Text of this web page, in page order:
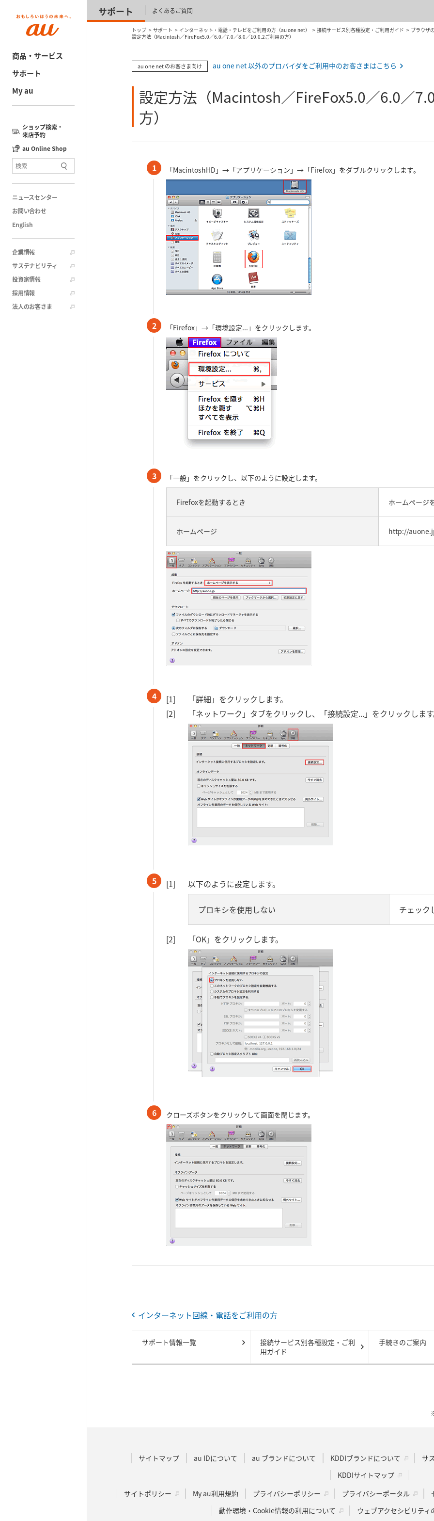
商品・サービス
サポート
My au
ショップ検索・
来店予約
au Online Shop
ニュースセンター
お問い合わせ
English
企業情報
サステナビリティ
投資家情報
採用情報
法人のお客さま
サポート よくあるご質問
トップ サポート インターネット・電話・テレビをご利用の方（au one net） 接続サービス別各種設定・ご利用ガイド
ブラウザ
設定方法（Macintosh／FireFox5.0／6.0／7.0／8.0／10.0.2ご利用の方）
au one net のお客さま向け au one net 以外のプロバイダをご利用中のお客さまはこちら
設定方法（Macintosh／FireFox5.0／6.0／
方）
1 「MacintoshHD」→「アプリケーション」→「Firefox」をダブルクリックします。
2 「Firefox」→「環境設定...」をクリックします。
3 「一般」をクリックし、以下のように設定します。
Firefoxを起動するとき ホームページ
ホームページ http://
4
「詳細」をクリックします。
「ネットワーク」タブをクリックし、「接続設定...」をクリックしま
5 以下のように設定します。
プロキシを使用しない チェック
「OK」をクリックします。
6 クローズボタンをクリックして画面を閉じます。
インターネット回線・電話をご利用の方
サポート情報一覧
接続サービス別各種設定・ご利
用ガイド
手続きのご案内
サイトマップ au IDについて au ブランドについて KDDIブランドについて
サ
KDDIサイトマップ
サイトポリシー
My au利用規約 プライバシーポリシー プライバシーポータル
動作環境・Cookie情報の利用について
ウェブアクセシビリティ